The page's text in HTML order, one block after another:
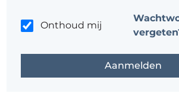
Onthoud mij